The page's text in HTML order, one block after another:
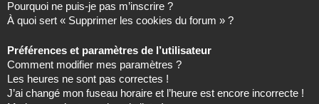
Pourquoi ne puis-je pas m’inscrire ?
À quoi sert « Supprimer les cookies du forum » ?
Préférences et paramètres de l’utilisateur
Comment modifier mes paramètres ?
Les heures ne sont pas correctes !
J’ai changé mon fuseau horaire et l’heure est encore incorrecte !